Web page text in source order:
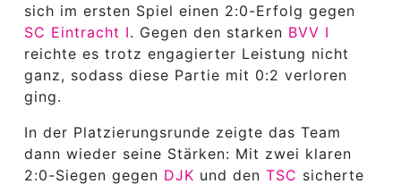
sich im ersten Spiel einen 2:0-Erfolg gegen
SC Eintracht I. Gegen den starken BVV I
reichte es trotz engagierter Leistung nicht
ganz, sodass diese Partie mit 0:2 verloren
ging.
In der Platzierungsrunde zeigte das Team
dann wieder seine Stärken: Mit zwei klaren
2:0-Siegen gegen DJK und den TSC sicherte